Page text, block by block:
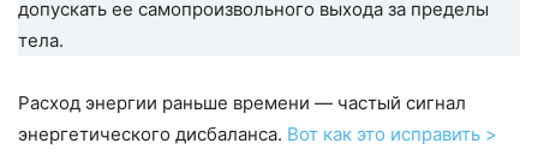
допускать ее самопроизвольного выхода за пределы
тела.
Расход энергии раньше времени — частый сигнал
энергетического дисбаланса. Вот как это исправить >